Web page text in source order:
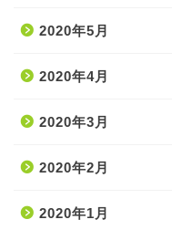
2020年5月
2020年4月
2020年3月
2020年2月
2020年1月